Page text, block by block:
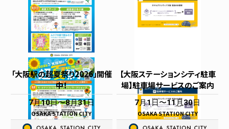
「大阪駅の超夏祭り2026」開催
中！
7月10日 8月31日
OSAKA STATION CITY
【大阪ステーションシティ駐車
場】駐車場サービスのご案内
7月1日 11月30日
OSAKA STATION CITY